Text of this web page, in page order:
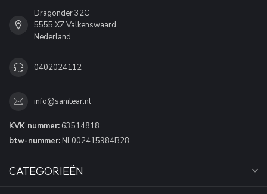
Dragonder 32C
5555 XZ Valkenswaard
Nederland
0402024112
info@sanitear.nl
KVK nummer: 63514818
btw-nummer: NL002415984B28
CATEGORIEËN